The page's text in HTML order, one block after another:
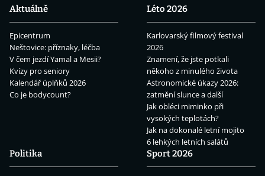
Aktuálně
Epicentrum
Neštovice: příznaky, léčba
V čem jezdí Yamal a Mesii?
Kvízy pro seniory
Kalendář úplňků 2026
Co je bodycount?
Léto 2026
Karlovarský filmový festival
2026
Znamení, že jste potkali
někoho z minulého života
Astronomické úkazy 2026:
zatmění slunce a další
Jak obléci miminko při
vysokých teplotách?
Jak na dokonalé letní mojito
6 lehkých letních salátů
Politika
Sport 2026